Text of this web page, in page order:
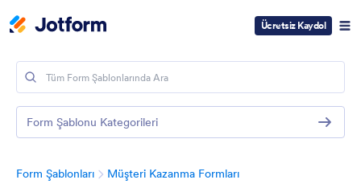
Ücretsiz Kaydol
Form Şablonları Müşteri Kazanma Formları
Form Şablonu Kategorileri